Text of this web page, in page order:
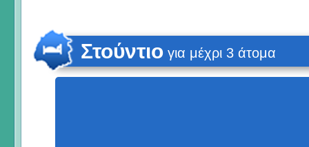
Στούντιο για μέχρι 3 άτομα